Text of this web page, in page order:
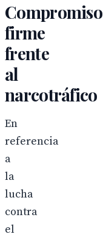
Compromiso
firme
frente
al
narcotráfico
En
referencia
a
la
lucha
contra
el